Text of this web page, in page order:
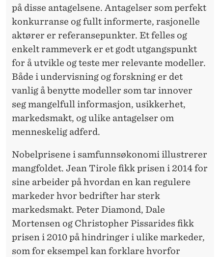
på disse antagelsene. Antagelser som perfekt
konkurranse og fullt informerte, rasjonelle
aktører er referansepunkter. Et felles og
enkelt rammeverk er et godt utgangspunkt
for å utvikle og teste mer relevante modeller.
Både i undervisning og forskning er det
vanlig å benytte modeller som tar innover
seg mangelfull informasjon, usikkerhet,
markedsmakt, og ulike antagelser om
menneskelig adferd.
Nobelprisene i samfunnsøkonomi illustrerer
mangfoldet. Jean Tirole fikk prisen i 2014 for
sine arbeider på hvordan en kan regulere
markeder hvor bedrifter har sterk
markedsmakt. Peter Diamond, Dale
Mortensen og Christopher Pissarides fikk
prisen i 2010 på hindringer i ulike markeder,
som for eksempel kan forklare hvorfor